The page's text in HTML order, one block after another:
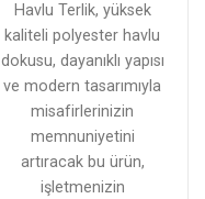
Havlu Terlik, yüksek
kaliteli polyester havlu
dokusu, dayanıklı yapısı
ve modern tasarımıyla
misafirlerinizin
memnuniyetini
artıracak bu ürün,
işletmenizin